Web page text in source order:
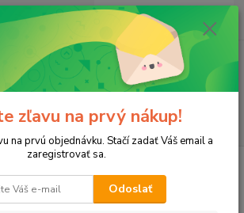
Menu
ks
za0 €
Šachta- nadstavec na šachtu Jumbo
na šachtu
zľavu na prvý nákup!
na prvú objednávku. Stačí zadať Váš email a
zaregistrovať sa.
Odoslať